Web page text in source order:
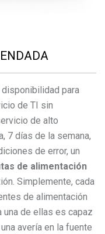
para
de TI sin
de alto
7 días de la semana,
de error, un
de alimentación
Simplemente, cada
de alimentación
una de ellas es capaz
avería en la fuente